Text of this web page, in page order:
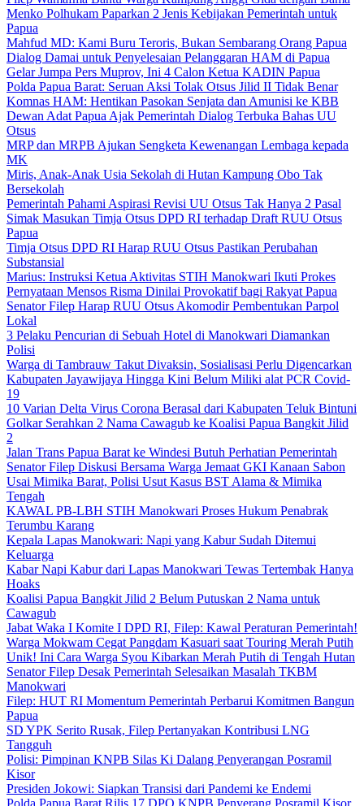
Menko Polhukam Paparkan 2 Jenis Kebijakan Pemerintah untuk
Papua
Mahfud MD: Kami Buru Teroris, Bukan Sembarang Orang Papua
Dialog Damai untuk Penyelesaian Pelanggaran HAM di Papua
Gelar Jumpa Pers Muprov, Ini 4 Calon Ketua KADIN Papua
Polda Papua Barat: Seruan Aksi Tolak Otsus Jilid II Tidak Benar
Komnas HAM: Hentikan Pasokan Senjata dan Amunisi ke KBB
Dewan Adat Papua Ajak Pemerintah Dialog Terbuka Bahas UU
Otsus
MRP dan MRPB Ajukan Sengketa Kewenangan Lembaga kepada
MK
Miris, Anak-Anak Usia Sekolah di Hutan Kampung Obo Tak
Bersekolah
Pemerintah Pahami Aspirasi Revisi UU Otsus Tak Hanya 2 Pasal
Simak Masukan Timja Otsus DPD RI terhadap Draft RUU Otsus
Papua
Timja Otsus DPD RI Harap RUU Otsus Pastikan Perubahan
Substansial
Marius: Instruksi Ketua Aktivitas STIH Manokwari Ikuti Prokes
Pernyataan Mensos Risma Dinilai Provokatif bagi Rakyat Papua
Senator Filep Harap RUU Otsus Akomodir Pembentukan Parpol
Lokal
3 Pelaku Pencurian di Sebuah Hotel di Manokwari Diamankan
Polisi
Warga di Tambrauw Takut Divaksin, Sosialisasi Perlu Digencarkan
Kabupaten Jayawijaya Hingga Kini Belum Miliki alat PCR Covid-
19
10 Varian Delta Virus Corona Berasal dari Kabupaten Teluk Bintuni
Golkar Serahkan 2 Nama Cawagub ke Koalisi Papua Bangkit Jilid
2
Jalan Trans Papua Barat ke Windesi Butuh Perhatian Pemerintah
Senator Filep Diskusi Bersama Warga Jemaat GKI Kanaan Sabon
Usai Mimika Barat, Polisi Usut Kasus BST Alama & Mimika
Tengah
KAWAL PB-LBH STIH Manokwari Proses Hukum Penabrak
Terumbu Karang
Kepala Lapas Manokwari: Napi yang Kabur Sudah Ditemui
Keluarga
Kabar Napi Kabur dari Lapas Manokwari Tewas Tertembak Hanya
Hoaks
Koalisi Papua Bangkit Jilid 2 Belum Putuskan 2 Nama untuk
Cawagub
Jabat Waka I Komite I DPD RI, Filep: Kawal Peraturan Pemerintah!
Warga Mokwam Cegat Pangdam Kasuari saat Touring Merah Putih
Unik! Ini Cara Warga Syou Kibarkan Merah Putih di Tengah Hutan
Senator Filep Desak Pemerintah Selesaikan Masalah TKBM
Manokwari
Filep: HUT RI Momentum Pemerintah Perbarui Komitmen Bangun
Papua
SD YPK Serito Rusak, Filep Pertanyakan Kontribusi LNG
Tangguh
Polisi: Pimpinan KNPB Silas Ki Dalang Penyerangan Posramil
Kisor
Presiden Jokowi: Siapkan Transisi dari Pandemi ke Endemi
Polda Papua Barat Rilis 17 DPO KNPB Penyerang Posramil Kisor